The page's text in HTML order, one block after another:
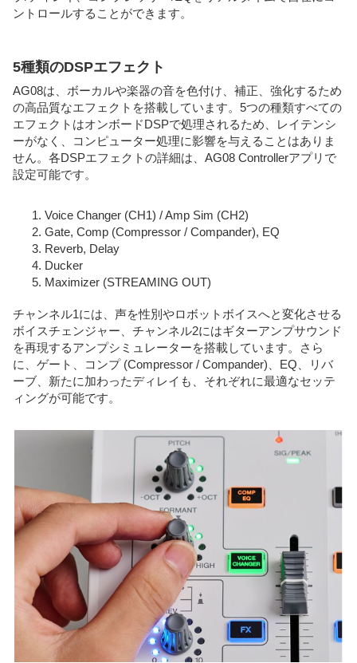
ントロールすることができます。
5種類のDSPエフェクト
AG08は、ボーカルや楽器の音を色付け、補正、強化するため
の高品質なエフェクトを搭載しています。5つの種類すべての
エフェクトはオンボードDSPで処理されるため、レイテンシ
ーがなく、コンピューター処理に影響を与えることはありま
せん。各DSPエフェクトの詳細は、AG08 Controllerアプリで
設定可能です。
Voice Changer (CH1) / Amp Sim (CH2)
Gate, Comp (Compressor / Compander), EQ
Reverb, Delay
Ducker
Maximizer (STREAMING OUT)
チャンネル1には、声を性別やロボットボイスへと変化させる
ボイスチェンジャー、チャンネル2にはギターアンプサウンド
を再現するアンプシミュレーターを搭載しています。さら
に、ゲート、コンプ (Compressor / Compander)、EQ、リバ
ーブ、新たに加わったディレイも、それぞれに最適なセッテ
ィングが可能です。